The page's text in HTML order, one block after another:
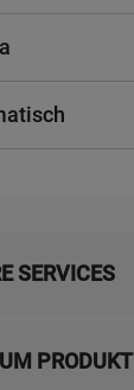
SERVICES
PRODUKT